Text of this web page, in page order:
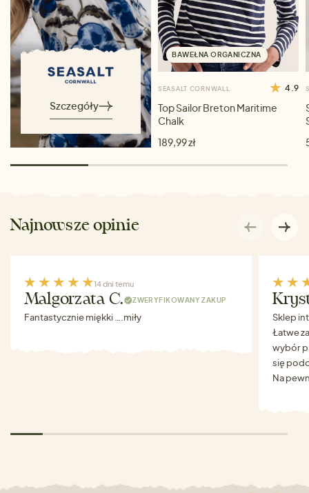
Szczegóły
BAWEŁNA ORGANICZNA
SEASALT CORNWALL 4.9
Top Sailor Breton Maritime
Chalk
189,99 zł
Najnowsze opinie
14 dni temu
Malgorzata C. ZWERYFIKOWANY ZAKUP
Fantastycznie miękki ….miły
Sklep
Łatwe
wybór
się
Na